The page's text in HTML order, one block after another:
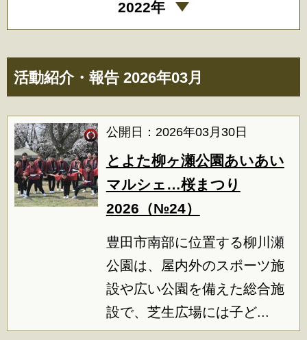
活動紹介・報告 2026年03月
公開日：2026年03月30日
とよた柳ヶ瀬公園あいあい
マルシェ…桜まつり
2026（№24）
豊田市南部に位置する柳川瀬
公園は、屋内外のスポーツ施
設や広い公園を備えた総合施
設で、芝生広場には子ど...
2022年